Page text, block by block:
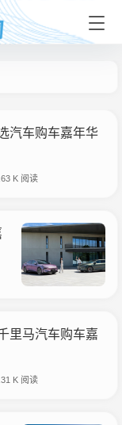
汽车购车嘉年华
K 阅读
里马汽车购车嘉
K 阅读